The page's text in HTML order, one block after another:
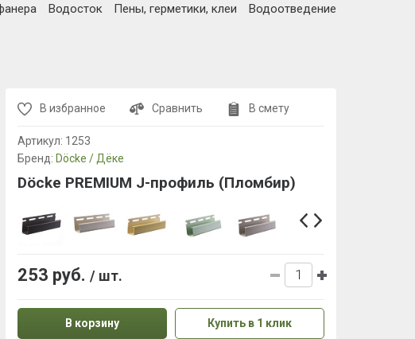
Водосток Пены, герметики, клеи Водоотведение
В избранное Сравнить В смету
Артикул: 1253
Бренд: Döcke / Дёке
Döcke PREMIUM J-профиль (Пломбир)
253 руб. / шт.
В корзину Купить в 1 клик